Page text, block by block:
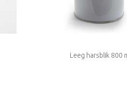
Leeg harsblik 800